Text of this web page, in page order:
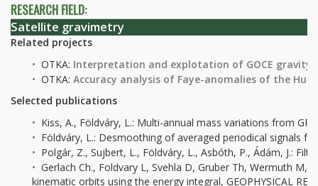
RESEARCH FIELD:
Satellite gravimetry
Related projects
OTKA: Interpretation and explotation of GOCE gravity
OTKA: Accuracy analysis of Faye-anomalies of the
Selected publications
Kiss, A., Földváry, L.: Multi-annual mass variations from
Földváry, L.: Desmoothing of averaged periodical signals
Polgár, Z., Sujbert, L., Földváry, L., Asbóth, P., Ádám, J.:
Gerlach Ch., Foldvary L, Svehla D, Gruber Th, Wermuth
kinematic orbits using the energy integral, GEOPHYSICAL